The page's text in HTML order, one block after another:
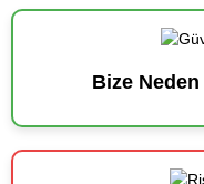
Bize